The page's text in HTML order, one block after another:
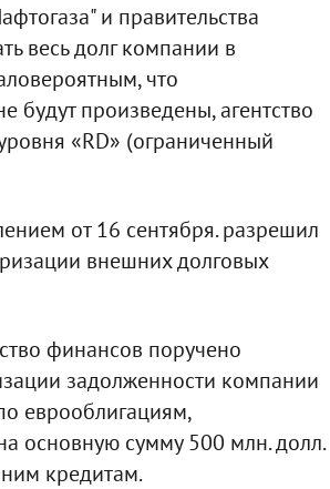
и правительства
весь долг компании в
что
будут произведены, агентство
«RD» (ограниченный
от 16 сентября. разрешил
внешних долговых
финансов поручено
задолженности компании
еврооблигациям,
основную сумму 500 млн. долл.
кредитам.